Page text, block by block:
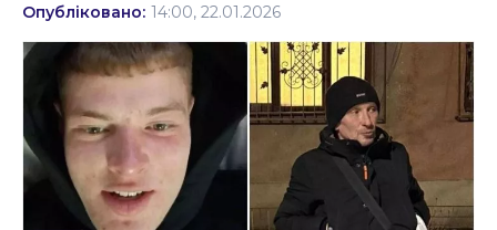
Політика
Соціум
Спорт
Стиль життя
Опубліковано: 14:00, 22.01.2026